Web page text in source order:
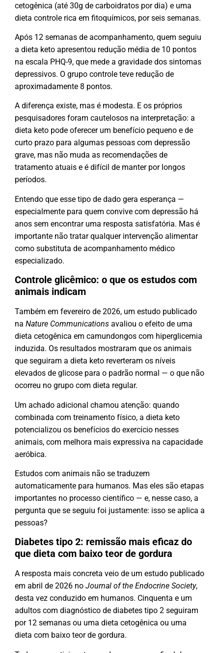
cetogênica (até 30g de carboidratos por dia) e uma
dieta controle rica em fitoquímicos, por seis semanas.
Após 12 semanas de acompanhamento, quem seguiu
a dieta keto apresentou redução média de 10 pontos
na escala PHQ-9, que mede a gravidade dos sintomas
depressivos. O grupo controle teve redução de
aproximadamente 8 pontos.
A diferença existe, mas é modesta. E os próprios
pesquisadores foram cautelosos na interpretação: a
dieta keto pode oferecer um benefício pequeno e de
curto prazo para algumas pessoas com depressão
grave, mas não muda as recomendações de
tratamento atuais e é difícil de manter por longos
períodos.
Entendo que esse tipo de dado gera esperança —
especialmente para quem convive com depressão há
anos sem encontrar uma resposta satisfatória. Mas é
importante não tratar qualquer intervenção alimentar
como substituta de acompanhamento médico
especializado.
Controle glicêmico: o que os estudos com
animais indicam
Também em fevereiro de 2026, um estudo publicado
na Nature Communications avaliou o efeito de uma
dieta cetogênica em camundongos com hiperglicemia
induzida. Os resultados mostraram que os animais
que seguiram a dieta keto reverteram os níveis
elevados de glicose para o padrão normal — o que não
ocorreu no grupo com dieta regular.
Um achado adicional chamou atenção: quando
combinada com treinamento físico, a dieta keto
potencializou os benefícios do exercício nesses
animais, com melhora mais expressiva na capacidade
aeróbica.
Estudos com animais não se traduzem
automaticamente para humanos. Mas eles são etapas
importantes no processo científico — e, nesse caso, a
pergunta que se seguiu foi justamente: isso se aplica a
pessoas?
Diabetes tipo 2: remissão mais eficaz do
que dieta com baixo teor de gordura
A resposta mais concreta veio de um estudo publicado
em abril de 2026 no Journal of the Endocrine Society,
desta vez conduzido em humanos. Cinquenta e um
adultos com diagnóstico de diabetes tipo 2 seguiram
por 12 semanas ou uma dieta cetogênica ou uma
dieta com baixo teor de gordura.